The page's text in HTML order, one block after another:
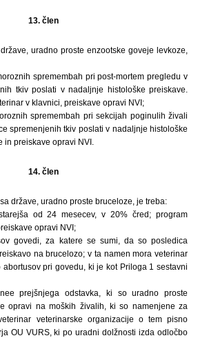
13. člen
uradno proste enzootske goveje levkoze,
spremembah pri post-mortem pregledu v
tkiv poslati v nadaljnje histološke preiskave.
v klavnici, preiskave opravi NVI;
spremembah pri sekcijah poginulih živali
spremenjenih tkiv poslati v nadaljnje histološke
in preiskave opravi NVI.
14. člen
države, uradno proste bruceloze, je treba:
od 24 mesecev, v 20% čred; program
opravi NVI;
govedi, za katere se sumi, da so posledica
na brucelozo; v ta namen mora veterinar
pri govedu, ki je kot Priloga 1 sestavni
prejšnjega odstavka, ki so uradno proste
opravi na moških živalih, ki so namenjene za
veterinarske organizacije o tem pisno
OU VURS, ki po uradni dolžnosti izda odločbo